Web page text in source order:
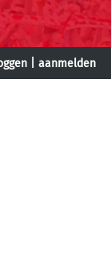
aanmelden